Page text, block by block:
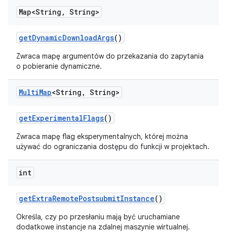
Map<String , String>
getDynamicDownloadArgs()
Zwraca mapę argumentów do przekazania do zapytania
o pobieranie dynamiczne.
MultiMap<String , String>
getExperimentalFlags()
Zwraca mapę flag eksperymentalnych, której można
używać do ograniczania dostępu do funkcji w projektach.
int
getExtraRemotePostsubmitInstance()
Określa, czy po przesłaniu mają być uruchamiane
dodatkowe instancje na zdalnej maszynie wirtualnej.